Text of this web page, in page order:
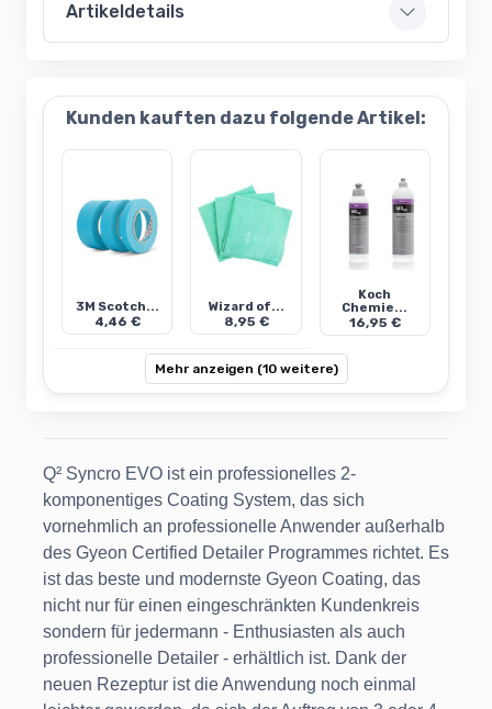
Artikeldetails
Kunden kauften dazu folgende Artikel:
3M Scotch...
4,46 €
Wizard of...
8,95 €
Koch
Chemie...
16,95 €
Mehr anzeigen (10 weitere)
Q² Syncro EVO ist ein professionelles 2-
komponentiges Coating System, das sich
vornehmlich an professionelle Anwender außerhalb
des Gyeon Certified Detailer Programmes richtet. Es
ist das beste und modernste Gyeon Coating, das
nicht nur für einen eingeschränkten Kundenkreis
sondern für jedermann - Enthusiasten als auch
professionelle Detailer - erhältlich ist. Dank der
neuen Rezeptur ist die Anwendung noch einmal